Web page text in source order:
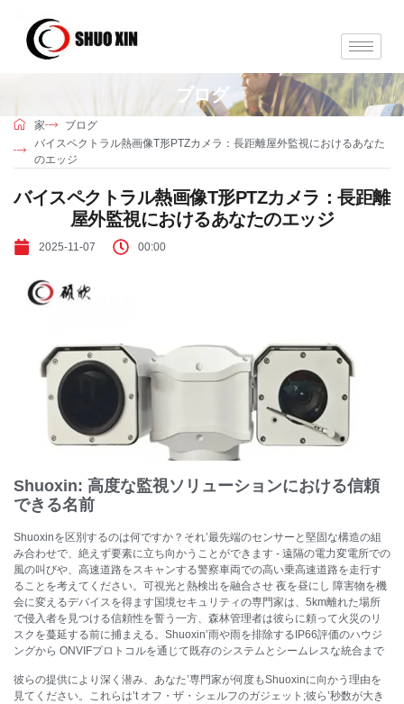
ブログ
家
ブログ
バイスペクトラル熱画像T形PTZカメラ：長距離屋外監視におけるあなた
のエッジ
バイスペクトラル熱画像T形PTZカメラ：長距離
屋外監視におけるあなたのエッジ
2025-11-07 00:00
Shuoxin: 高度な監視ソリューションにおける信頼
できる名前
Shuoxinを区別するのは何ですか？それ’最先端のセンサーと堅固な構造の組
み合わせで、絶えず要素に立ち向かうことができます - 遠隔の電力変電所での
風の叫びや、高速道路をスキャンする警察車両での高い乗高速道路を走行す
ることを考えてください。可視光と熱検出を融合させ 夜を昼にし 障害物を機
会に変えるデバイスを得ます国境セキュリティの専門家は、5km離れた場所
で侵入者を見つける信頼性を誓う一方、森林管理者は彼らに頼って火災のリ
スクを蔓延する前に捕まえる。Shuoxin’雨や雨を排除するIP66評価のハウジ
ングから ONVIFプロトコルを通じて既存のシステムとシームレスな統合まで
彼らの提供により深く潜み、あなた’専門家が何度もShuoxinに向かう理由を
見てください。これらは’t オフ・ザ・シェルフのガジェット;彼ら’秒数が大き